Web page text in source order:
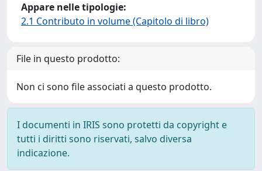
Appare nelle tipologie:
2.1 Contributo in volume (Capitolo di libro)
File in questo prodotto:
Non ci sono file associati a questo prodotto.
I documenti in IRIS sono protetti da copyright e
tutti i diritti sono riservati, salvo diversa
indicazione.